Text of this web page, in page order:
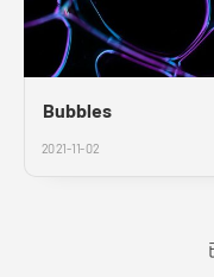
Bubbles
2021-11-02